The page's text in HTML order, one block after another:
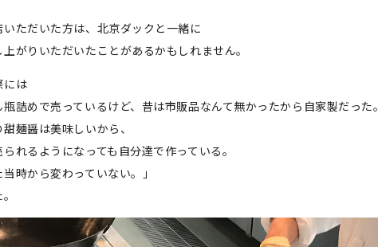
いただいた方は、北京ダックと一緒に
がりいただいたことがあるかもしれません。
には
瓶詰めで売っているけど、昔は市販品なんて無かったから自家製だった。
麺醤は美味しいから、
れるようになっても自分達で作っている。
時から変わっていない。」